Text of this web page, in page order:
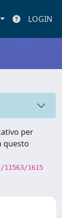
LOGIN
per
questo
1615